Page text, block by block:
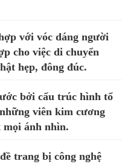
với vóc dáng người
cho việc di chuyển
hẹp, đông đúc.
bởi cấu trúc hình tổ
viên kim cương
mọi ánh nhìn.
trang bị công nghệ